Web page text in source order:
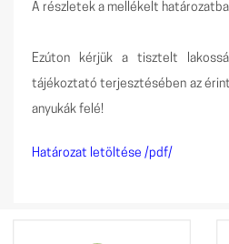
A részletek a mellékelt
Ezúton kérjük a tisztelt
tájékoztató terjesztésében az
anyukák felé!
Határozat letöltése /pdf/